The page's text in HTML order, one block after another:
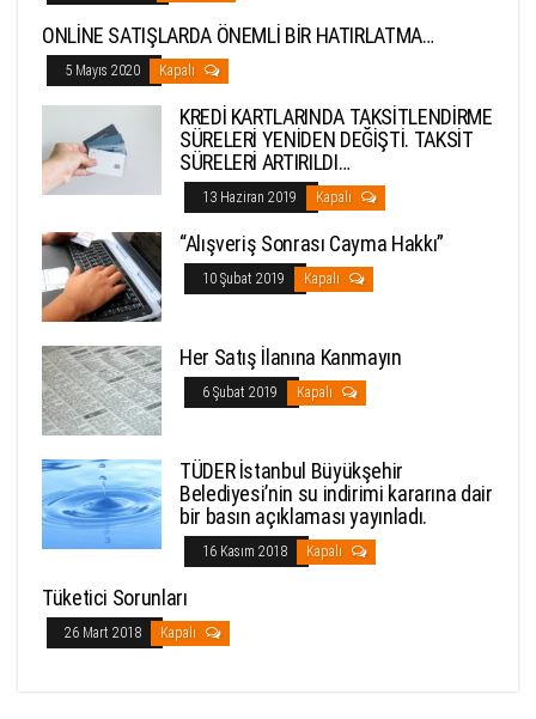
ONLİNE SATIŞLARDA ÖNEMLİ BİR HATIRLATMA…
5 Mayıs 2020 Kapalı
KREDİ KARTLARINDA TAKSİTLENDİRME
SÜRELERİ YENİDEN DEĞİŞTİ. TAKSİT
SÜRELERİ ARTIRILDI…
13 Haziran 2019 Kapalı
“Alışveriş Sonrası Cayma Hakkı”
10 Şubat 2019 Kapalı
Her Satış İlanına Kanmayın
6 Şubat 2019 Kapalı
TÜDER İstanbul Büyükşehir
Belediyesi’nin su indirimi kararına dair
bir basın açıklaması yayınladı.
16 Kasım 2018 Kapalı
Tüketici Sorunları
26 Mart 2018 Kapalı